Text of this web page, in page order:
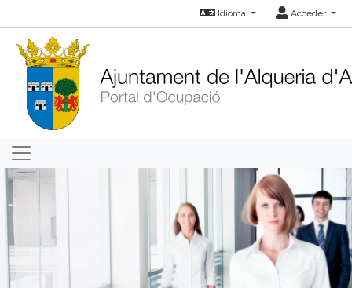
Idioma Acceder